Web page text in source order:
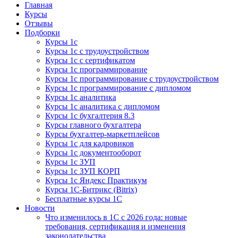
Курсы 1С
Курсы 1С официальная сертификация
Главная
Курсы
Отзывы
Подборки
Курсы 1с
Курсы 1с с трудоустройством
Курсы 1с с сертификатом
Курсы 1с программирование
Курсы 1с программирование с трудоустройством
Курсы 1с программирование с дипломом
Курсы 1с аналитика
Курсы 1с аналитика с дипломом
Курсы 1с бухгалтерия 8.3
Курсы главного бухгалтера
Курсы бухгалтер-маркетплейсов
Курсы 1с для кадровиков
Курсы 1с документооборот
Курсы 1с ЗУП
Курсы 1с ЗУП КОРП
Курсы 1с Яндекс Практикум
Курсы 1С-Битрикс (Bitrix)
Бесплатные курсы 1С
Новости
Что изменилось в 1С с 2026 года: новые
требования, сертификация и изменения
законодательства